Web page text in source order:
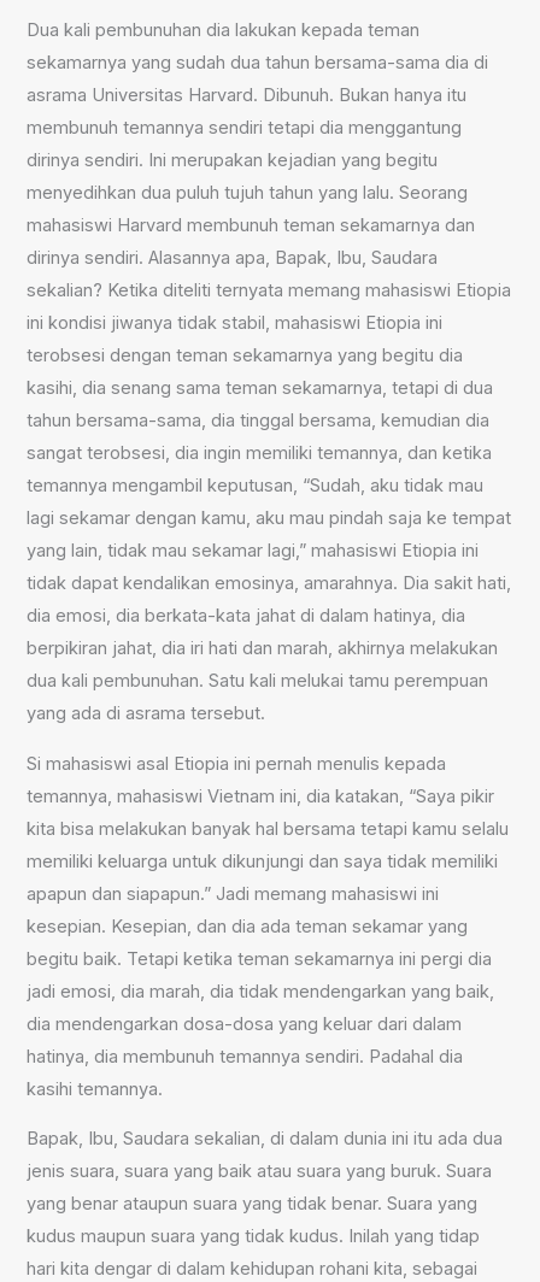
Dua kali pembunuhan dia lakukan kepada teman
sekamarnya yang sudah dua tahun bersama-sama dia di
asrama Universitas Harvard. Dibunuh. Bukan hanya itu
membunuh temannya sendiri tetapi dia menggantung
dirinya sendiri. Ini merupakan kejadian yang begitu
menyedihkan dua puluh tujuh tahun yang lalu. Seorang
mahasiswi Harvard membunuh teman sekamarnya dan
dirinya sendiri. Alasannya apa, Bapak, Ibu, Saudara
sekalian? Ketika diteliti ternyata memang mahasiswi Etiopia
ini kondisi jiwanya tidak stabil, mahasiswi Etiopia ini
terobsesi dengan teman sekamarnya yang begitu dia
kasihi, dia senang sama teman sekamarnya, tetapi di dua
tahun bersama-sama, dia tinggal bersama, kemudian dia
sangat terobsesi, dia ingin memiliki temannya, dan ketika
temannya mengambil keputusan, “Sudah, aku tidak mau
lagi sekamar dengan kamu, aku mau pindah saja ke tempat
yang lain, tidak mau sekamar lagi,” mahasiswi Etiopia ini
tidak dapat kendalikan emosinya, amarahnya. Dia sakit hati,
dia emosi, dia berkata-kata jahat di dalam hatinya, dia
berpikiran jahat, dia iri hati dan marah, akhirnya melakukan
dua kali pembunuhan. Satu kali melukai tamu perempuan
yang ada di asrama tersebut.
Si mahasiswi asal Etiopia ini pernah menulis kepada
temannya, mahasiswi Vietnam ini, dia katakan, “Saya pikir
kita bisa melakukan banyak hal bersama tetapi kamu selalu
memiliki keluarga untuk dikunjungi dan saya tidak memiliki
apapun dan siapapun.” Jadi memang mahasiswi ini
kesepian. Kesepian, dan dia ada teman sekamar yang
begitu baik. Tetapi ketika teman sekamarnya ini pergi dia
jadi emosi, dia marah, dia tidak mendengarkan yang baik,
dia mendengarkan dosa-dosa yang keluar dari dalam
hatinya, dia membunuh temannya sendiri. Padahal dia
kasihi temannya.
Bapak, Ibu, Saudara sekalian, di dalam dunia ini itu ada dua
jenis suara, suara yang baik atau suara yang buruk. Suara
yang benar ataupun suara yang tidak benar. Suara yang
kudus maupun suara yang tidak kudus. Inilah yang tidap
hari kita dengar di dalam kehidupan rohani kita, sebagai